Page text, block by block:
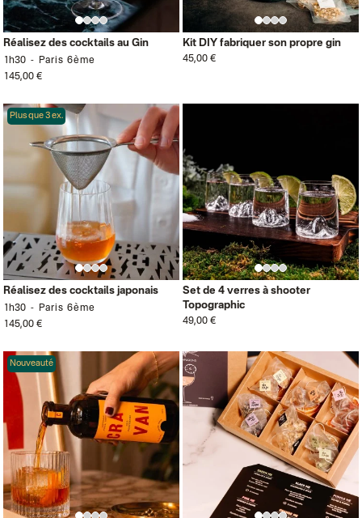
Réalisez des cocktails au Gin
1h30
Paris 6ème
145,00 €
Kit DIY fabriquer son propre gin
45,00 €
Plus que 3 ex.
Réalisez des cocktails japonais
1h30
Paris 6ème
145,00 €
Set de 4 verres à shooter
Topographic
49,00 €
Nouveauté